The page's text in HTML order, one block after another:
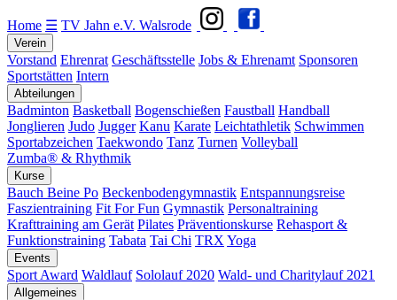
Home ☰ TV Jahn e.V. Walsrode
Verein
Vorstand Ehrenrat Geschäftsstelle Jobs & Ehrenamt Sponsoren
Sportstätten Intern
Abteilungen
Badminton Basketball Bogenschießen Faustball Handball
Jonglieren Judo Jugger Kanu Karate Leichtathletik Schwimmen
Sportabzeichen Taekwondo Tanz Turnen Volleyball
Zumba® & Rhythmik
Kurse
Bauch Beine Po Beckenbodengymnastik Entspannungsreise
Faszientraining Fit For Fun Gymnastik Personaltraining
Krafttraining am Gerät Pilates Präventionskurse Rehasport &
Funktionstraining Tabata Tai Chi TRX Yoga
Events
Sport Award Waldlauf Sololauf 2020 Wald- und Charitylauf 2021
Allgemeines